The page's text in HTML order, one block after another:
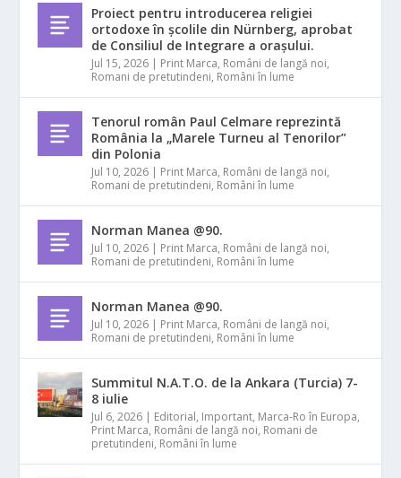
Proiect pentru introducerea religiei
ortodoxe în școlile din Nürnberg, aprobat
de Consiliul de Integrare a orașului.
Jul 15, 2026 | Print Marca, Români de langă noi,
Romani de pretutindeni, Români în lume
Tenorul român Paul Celmare reprezintă
România la „Marele Turneu al Tenorilor”
din Polonia
Jul 10, 2026 | Print Marca, Români de langă noi,
Romani de pretutindeni, Români în lume
Norman Manea @90.
Jul 10, 2026 | Print Marca, Români de langă noi,
Romani de pretutindeni, Români în lume
Norman Manea @90.
Jul 10, 2026 | Print Marca, Români de langă noi,
Romani de pretutindeni, Români în lume
Summitul N.A.T.O. de la Ankara (Turcia) 7-
8 iulie
Jul 6, 2026 | Editorial, Important, Marca-Ro în Europa,
Print Marca, Români de langă noi, Romani de
pretutindeni, Români în lume